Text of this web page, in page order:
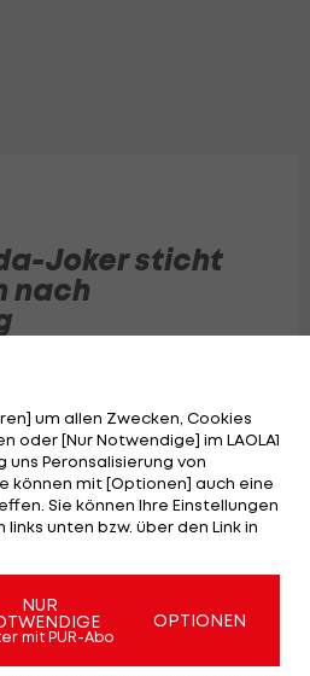
Joker sticht
nach
gegen Bosnien-
WM-Punkt - nur
Einwechslung.
um allen Zwecken, Cookies
oder [Nur Notwendige] im LAOLA1
uns Peronsalisierung von
können mit [Optionen] auch eine
Sie können Ihre Einstellungen
unten bzw. über den Link in
NUR
mit PUR-Abo
OPTIONEN